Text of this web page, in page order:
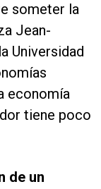
someter la
Jean-
Universidad
economía
tiene poco
de un